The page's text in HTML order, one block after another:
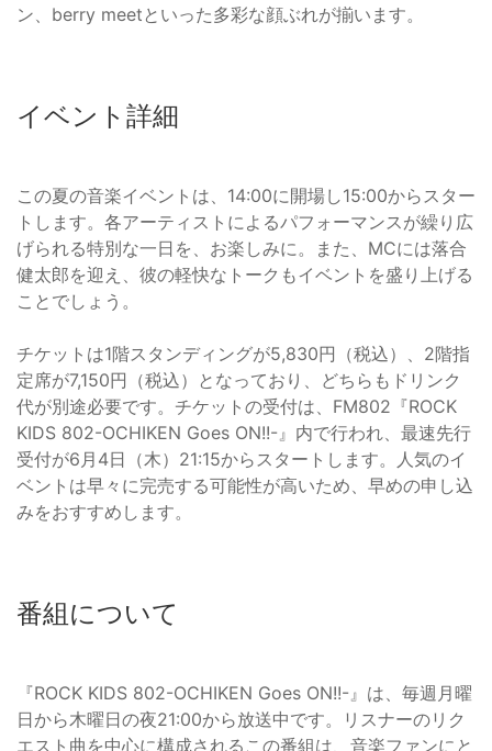
ン、berry meetといった多彩な顔ぶれが揃います。
イベント詳細
この夏の音楽イベントは、14:00に開場し15:00からスター
トします。各アーティストによるパフォーマンスが繰り広
げられる特別な一日を、お楽しみに。また、MCには落合
健太郎を迎え、彼の軽快なトークもイベントを盛り上げる
ことでしょう。
チケットは1階スタンディングが5,830円（税込）、2階指
定席が7,150円（税込）となっており、どちらもドリンク
代が別途必要です。チケットの受付は、FM802『ROCK
KIDS 802-OCHIKEN Goes ON!!-』内で行われ、最速先行
受付が6月4日（木）21:15からスタートします。人気のイ
ベントは早々に完売する可能性が高いため、早めの申し込
みをおすすめします。
番組について
『ROCK KIDS 802-OCHIKEN Goes ON!!-』は、毎週月曜
日から木曜日の夜21:00から放送中です。リスナーのリク
エスト曲を中心に構成されるこの番組は、音楽ファンにと